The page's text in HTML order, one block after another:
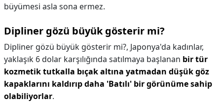
büyümesi asla sona ermez.
Dipliner gözü büyük gösterir mi?
Dipliner gözü büyük gösterir mi?, Japonya'da kadınlar,
yaklaşık 6 dolar karşılığında satılmaya başlanan bir tür
kozmetik tutkalla bıçak altına yatmadan düşük göz
kapaklarını kaldırıp daha 'Batılı' bir görünüme sahip
olabiliyorlar.